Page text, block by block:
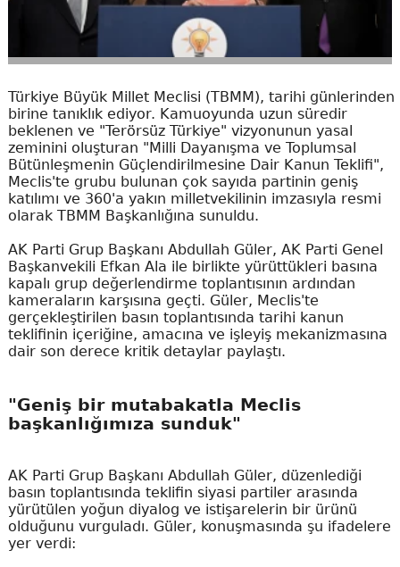
Türkiye Büyük Millet Meclisi (TBMM), tarihi günlerinden
birine tanıklık ediyor. Kamuoyunda uzun süredir
beklenen ve "Terörsüz Türkiye" vizyonunun yasal
zeminini oluşturan "Milli Dayanışma ve Toplumsal
Bütünleşmenin Güçlendirilmesine Dair Kanun Teklifi",
Meclis'te grubu bulunan çok sayıda partinin geniş
katılımı ve 360'a yakın milletvekilinin imzasıyla resmi
olarak TBMM Başkanlığına sunuldu.
AK Parti Grup Başkanı Abdullah Güler, AK Parti Genel
Başkanvekili Efkan Ala ile birlikte yürüttükleri basına
kapalı grup değerlendirme toplantısının ardından
kameraların karşısına geçti. Güler, Meclis'te
gerçekleştirilen basın toplantısında tarihi kanun
teklifinin içeriğine, amacına ve işleyiş mekanizmasına
dair son derece kritik detaylar paylaştı.
"Geniş bir mutabakatla Meclis
başkanlığımıza sunduk"
AK Parti Grup Başkanı Abdullah Güler, düzenlediği
basın toplantısında teklifin siyasi partiler arasında
yürütülen yoğun diyalog ve istişarelerin bir ürünü
olduğunu vurguladı. Güler, konuşmasında şu ifadelere
yer verdi: